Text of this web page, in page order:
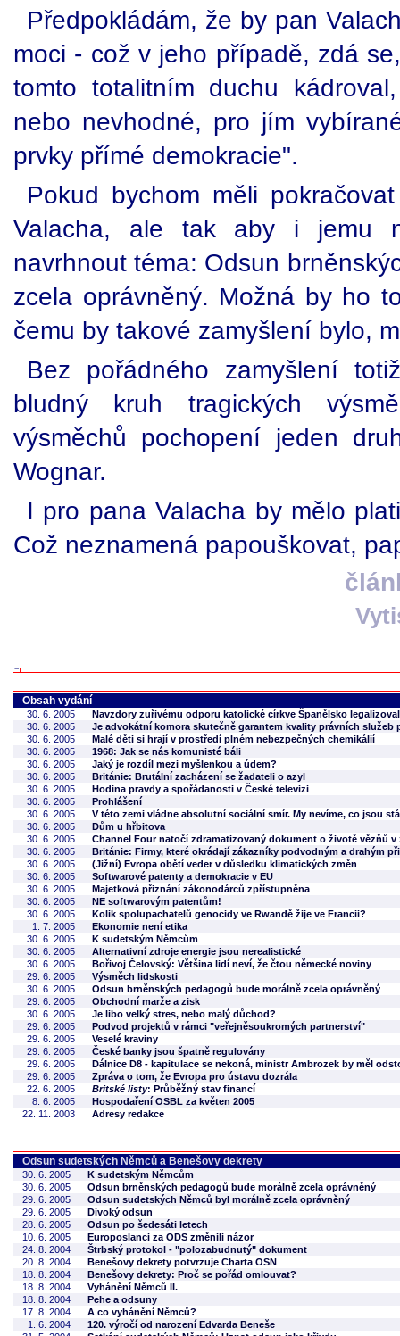
Předpokládám, že by pan
moci - což v jeho případě, zdá
tomto totalitním duchu
nebo nevhodné, pro jím
prvky přímé demokracie".
Pokud bychom měli
Valacha, ale tak aby i jemu
navrhnout téma: Odsun
zcela oprávněný. Možná by ho
čemu by takové zamyšlení bylo,
Bez pořádného zamyšlení
bludný kruh tragických
výsměchů pochopení jeden
Wognar.
I pro pana Valacha by mělo
Což neznamená papouškovat,
Obsah vydání
30. 6. 2005
Navzdory zuřivému odporu katolické církve Španělsko
30. 6. 2005
Je advokátní komora skutečně garantem kvality právních služeb
30. 6. 2005
Malé děti si hrají v prostředí plném nebezpečných chemikálií
30. 6. 2005
1968: Jak se nás komunisté báli
30. 6. 2005
Jaký je rozdíl mezi myšlenkou a údem?
30. 6. 2005
Británie: Brutální zacházení se žadateli o azyl
30. 6. 2005
Hodina pravdy a spořádanosti v České televizi
30. 6. 2005
Prohlášení
30. 6. 2005
V této zemi vládne absolutní sociální smír. My nevíme, co jsou
30. 6. 2005
Dům u hřbitova
30. 6. 2005
Channel Four natočí zdramatizovaný dokument o životě vězňů v
30. 6. 2005
Británie: Firmy, které okrádají zákazníky podvodným a drahým
30. 6. 2005
(Jižní) Evropa obětí veder v důsledku klimatických změn
30. 6. 2005
Softwarové patenty a demokracie v EU
30. 6. 2005
Majetková přiznání zákonodárců zpřístupněna
30. 6. 2005
NE softwarovým patentům!
30. 6. 2005
Kolik spolupachatelů genocidy ve Rwandě žije ve Francii?
1. 7. 2005
Ekonomie není etika
30. 6. 2005
K sudetským Němcům
30. 6. 2005
Alternativní zdroje energie jsou nerealistické
30. 6. 2005
Bořivoj Čelovský: Většina lidí neví, že čtou německé noviny
29. 6. 2005
Výsměch lidskosti
30. 6. 2005
Odsun brněnských pedagogů bude morálně zcela oprávněný
29. 6. 2005
Obchodní marže a zisk
30. 6. 2005
Je libo velký stres, nebo malý důchod?
29. 6. 2005
Podvod projektů v rámci "veřejněsoukromých partnerství"
29. 6. 2005
Veselé kraviny
29. 6. 2005
České banky jsou špatně regulovány
29. 6. 2005
Dálnice D8 - kapitulace se nekoná, ministr Ambrozek by měl
29. 6. 2005
Zpráva o tom, že Evropa pro ústavu dozrála
22. 6. 2005
Britské listy: Průběžný stav financí
8. 6. 2005
Hospodaření OSBL za květen 2005
22. 11. 2003
Adresy redakce
Odsun sudetských Němců a Benešovy dekrety
30. 6. 2005
K sudetským Němcům
30. 6. 2005
Odsun brněnských pedagogů bude morálně zcela oprávněný
29. 6. 2005
Odsun sudetských Němců byl morálně zcela oprávněný
29. 6. 2005
Divoký odsun
28. 6. 2005
Odsun po šedesáti letech
10. 6. 2005
Europoslanci za ODS změnili názor
24. 8. 2004
Štrbský protokol - "polozabudnutý" dokument
20. 8. 2004
Benešovy dekrety potvrzuje Charta OSN
18. 8. 2004
Benešovy dekrety: Proč se pořád omlouvat?
18. 8. 2004
Vyhánění Němců II.
18. 8. 2004
Pehe a odsuny
17. 8. 2004
A co vyhánění Němců?
1. 6. 2004
120. výročí od narození Edvarda Beneše